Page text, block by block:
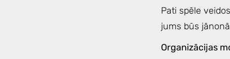
Pati spēle
jums būs
Organizācijas